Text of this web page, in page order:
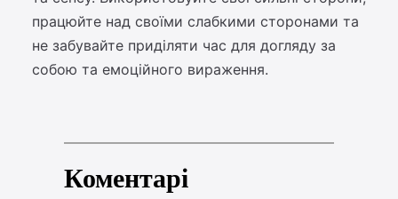
працюйте над своїми слабкими сторонами та
не забувайте приділяти час для догляду за
собою та емоційного вираження.
Коментарі